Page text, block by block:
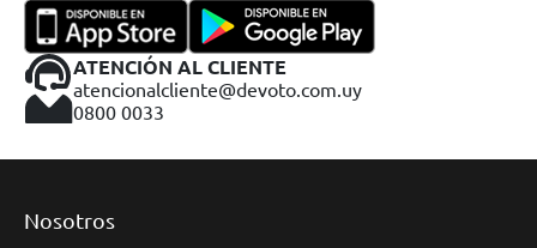
ATENCIÓN AL CLIENTE
atencionalcliente@devoto.com.uy
0800 0033
Nosotros